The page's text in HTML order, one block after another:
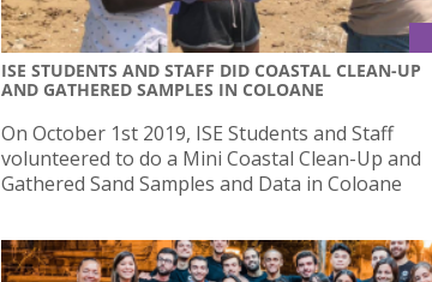
ISE STUDENTS AND STAFF DID COASTAL CLEAN-UP
AND GATHERED SAMPLES IN COLOANE
On October 1st 2019, ISE Students and Staff
volunteered to do a Mini Coastal Clean-Up and
Gathered Sand Samples and Data in Coloane